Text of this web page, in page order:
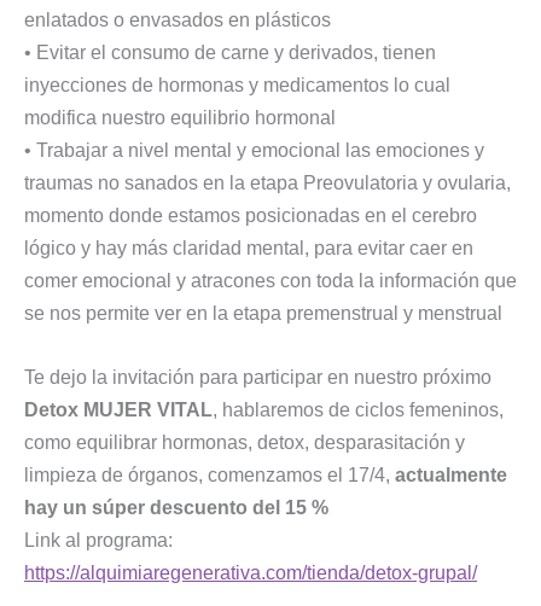
enlatados o envasados en plásticos
• Evitar el consumo de carne y derivados, tienen
inyecciones de hormonas y medicamentos lo cual
modifica nuestro equilibrio hormonal
• Trabajar a nivel mental y emocional las emociones y
traumas no sanados en la etapa Preovulatoria y ovularia,
momento donde estamos posicionadas en el cerebro
lógico y hay más claridad mental, para evitar caer en
comer emocional y atracones con toda la información que
se nos permite ver en la etapa premenstrual y menstrual
Te dejo la invitación para participar en nuestro próximo
Detox MUJER VITAL, hablaremos de ciclos femeninos,
como equilibrar hormonas, detox, desparasitación y
limpieza de órganos, comenzamos el 17/4, actualmente
hay un súper descuento del 15 %
Link al programa:
https://alquimiaregenerativa.com/tienda/detox-grupal/